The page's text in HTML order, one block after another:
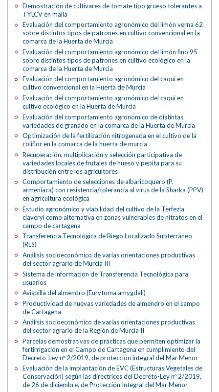
Demostración de cultivares de tomate tipo grueso tolerantes a
TYLCV en malla
Evaluación del comportamiento agronómico del limón verna 62
sobre distintos tipos de patrones en cultivo convencional en la
comarca de la Huerta de Murcia
Evaluación del comportamiento agronómico del limón fino 95
sobre distintos tipos de patrones en cultivo ecológico en la
comarca de la Huerta de Murcia
Evaluación del comportamiento agronómico del caqui en
cultivo convencional en la Huerta de Murcia
Evaluación del comportamiento agronómico del caqui en
cultivo ecológico en la Huerta de Murcia
Evaluación del comportamiento agronómico de distintas
variedades de granado en la comarca de la Huerta de Murcia
Optimización de la fertilización nitrogenada en el cultivo de la
coliflor en la comarca de la huerta de murcia
Recuperación, multiplicación y selección participativa de
variedades locales de frutales de hueso y pepita para su
distribución entre los agricultores
Comportamiento de selecciones de albaricoquero (P.
armeniaca) con resistencia/tolerancia al virus de la Sharka (PPV)
en agricultura ecológica
Estudio agronómico y viabilidad del cultivo de la Terfezia
claveryi como alternativa en zonas vulnerables de nitratos en el
campo de cartagena
Transferencia Tecnológica de Riego Localizado Subterráneo
(RLS)
Análisis socioeconómico de varias orientaciones productivas
del sector agrario de Murcia III
Sistema de informacion de Transferencia Tecnológica para
usuarios
Avispilla del almendro (Eurytoma amygdali)
Productividad de nuevas variedades de almendro en el campo
de Cartagena
Análisis socioeconómico de varias orientaciones productivas
del sector agrario de la Región de Murcia II
Parcelas demostrativas de prácticas que permiten optimizar la
fertirrigación en el Campo de Cartagena en cumplimiento del
Decreto-Ley nº 2/2019, de protección integral del Mar Menor
Evaluación de la implantación de EVC (Estructuras Vegetales de
Conservación) según las directrices del Decreto-Ley nº 2/2019,
de 26 de diciembre, de Protección Integral del Mar Menor